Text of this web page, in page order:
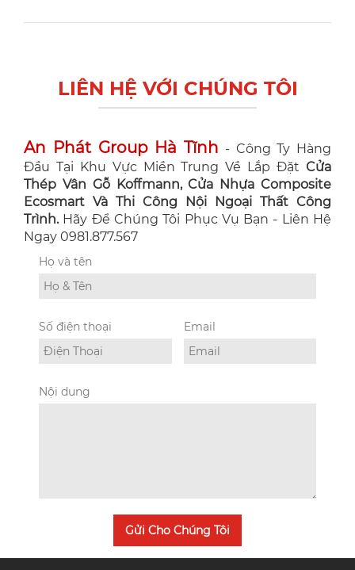
LIÊN HỆ VỚI CHÚNG TÔI
An Phát Group Hà Tĩnh - Công Ty Hàng
Đầu Tại Khu Vực Miền Trung Về Lắp Đặt Cửa
Thép Vân Gỗ Koffmann, Cửa Nhựa Composite
Ecosmart Và Thi Công Nội Ngoại Thất Công
Trình. Hãy Để Chúng Tôi Phục Vụ Bạn - Liên Hệ
Ngay 0981.877.567
Họ và tên
Số điện thoại Email
Nội dung
Gửi Cho Chúng Tôi